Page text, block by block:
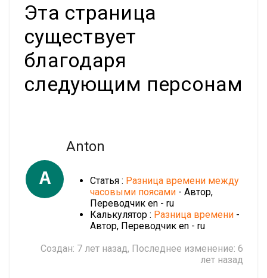
Эта страница
существует
благодаря
следующим персонам
A
Anton
Статья : Разница времени между
часовыми поясами - Автор,
Переводчик en - ru
Калькулятор : Разница времени -
Автор, Переводчик en - ru
Создан: 7 лет назад, Последнее изменение: 6
лет назад